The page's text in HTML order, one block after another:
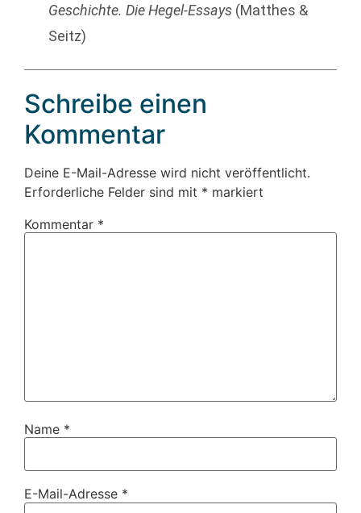
Geschichte. Die Hegel-Essays (Matthes &
Seitz)
Schreibe einen
Kommentar
Deine E-Mail-Adresse wird nicht veröffentlicht.
Erforderliche Felder sind mit * markiert
Kommentar *
Name *
E-Mail-Adresse *